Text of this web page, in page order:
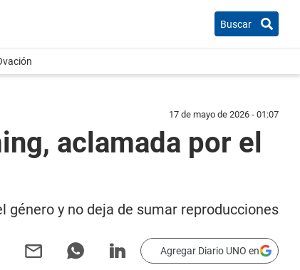
Buscar
17 de mayo de 2026 - 01:07
aclamada por el
género y no deja de sumar reproducciones
Agregar Diario UNO en